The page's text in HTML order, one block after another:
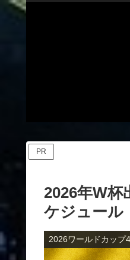
PR
2026年W杯
ケジュール
2026ワールドカップ